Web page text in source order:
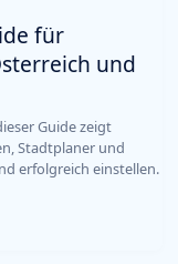
für
und
Guide zeigt
Stadtplaner und
erfolgreich einstellen.